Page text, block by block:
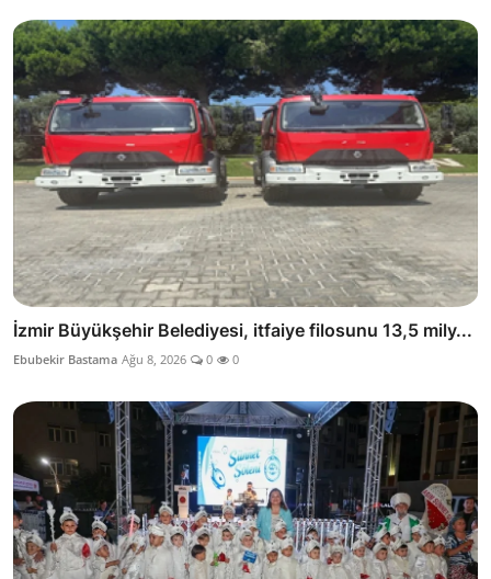
İzmir Büyükşehir Belediyesi, itfaiye filosunu 13,5 mily...
Ebubekir Bastama Ağu 8, 2026 0 0